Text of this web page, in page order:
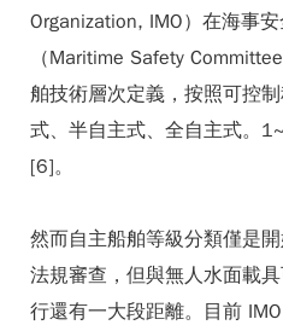
Organization, IMO）在海事
（Maritime Safety
舶技術層次定義，按照可控
式、半自主式、全自主式。
[6]。
然而自主船舶等級分類僅是
法規審查，但與無人水面載
行還有一大段距離。目前